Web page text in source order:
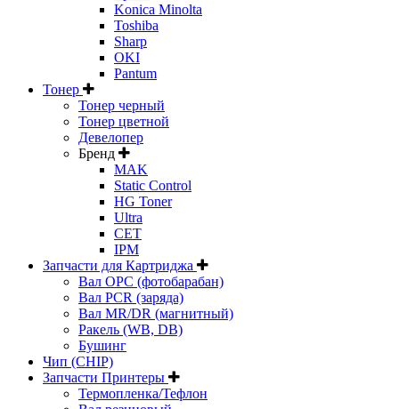
Konica Minolta
Toshiba
Sharp
OKI
Pantum
Тонер
Тонер черный
Тонер цветной
Девелопер
Бренд
MAK
Static Control
HG Toner
Ultra
CET
IPM
Запчасти для Картриджа
Вал OPC (фотобарабан)
Вал PCR (заряда)
Вал MR/DR (магнитный)
Ракель (WB, DB)
Бушинг
Чип (CHIP)
Запчасти Принтеры
Термопленка/Тефлон